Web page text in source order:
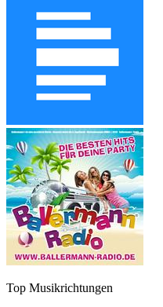
Top Musikrichtungen